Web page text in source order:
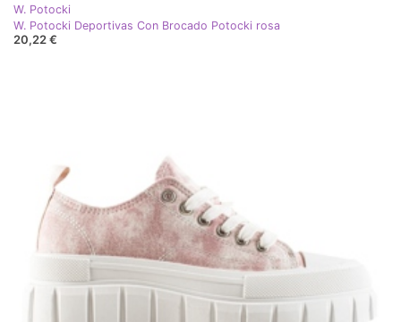
W. Potocki
W. Potocki Deportivas Con Brocado Potocki rosa
20,22 €